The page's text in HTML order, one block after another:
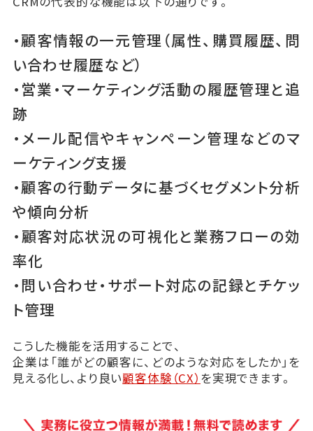
・顧客情報の一元管理（属性、購買履歴、問
い合わせ履歴など）
・営業・マーケティング活動の履歴管理と追
跡
・メール配信やキャンペーン管理などのマ
ーケティング支援
・顧客の行動データに基づくセグメント分析
や傾向分析
・顧客対応状況の可視化と業務フローの効
率化
・問い合わせ・サポート対応の記録とチケッ
ト管理
こうした機能を活用することで、
企業は「誰がどの顧客に、どのような対応をしたか」を
見える化し、より良い顧客体験（CX） を実現できます。